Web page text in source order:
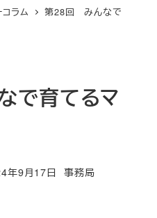
ラム
第28回 みんなで
で育てるマ
年9月17日
著
事務局